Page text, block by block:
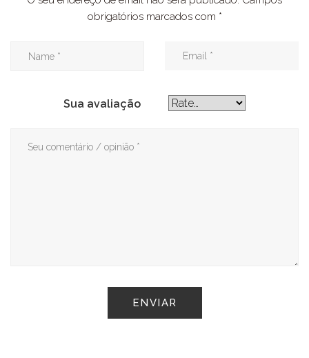
obrigatórios marcados com *
Sua avaliação